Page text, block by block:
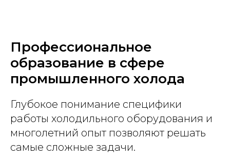
Профессиональное
образование в сфере
промышленного холода
Глубокое понимание специфики
работы холодильного оборудования и
многолетний опыт позволяют решать
самые сложные задачи.